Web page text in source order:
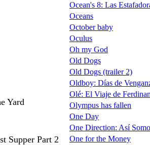
Yard
Supper Part 2
Ocean's 8: Las
Oceans
October baby
Oculus
Oh my God
Old Dogs
Old Dogs (trailer 2)
Oldboy: Días de
Olé: El Viaje de
Olympus has fallen
One Day
One Direction: Así
One for the Money